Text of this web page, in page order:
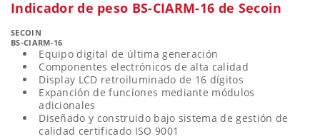
Indicador de peso BS-CIARM-16 de Secoin
SECOIN
BS-CIARM-16
Equipo digital de última generación
Componentes electrónicos de alta calidad
Display LCD retroiluminado de 16 dígitos
Expanción de funciones mediante módulos
adicionales
Diseñado y construido bajo sistema de gestión de
calidad certificado ISO 9001